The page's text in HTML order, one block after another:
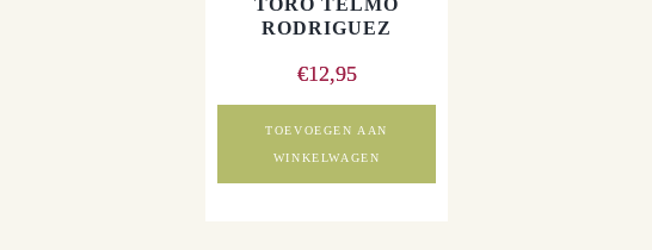
RODRIGUEZ
€12,95
TOEVOEGEN AAN
WINKELWAGEN